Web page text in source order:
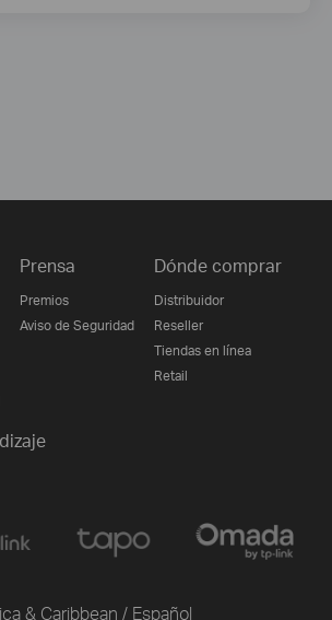
Prensa
Premios
Aviso de Seguridad
Dónde comprar
Distribuidor
Reseller
Tiendas en línea
Retail
& Caribbean / Español